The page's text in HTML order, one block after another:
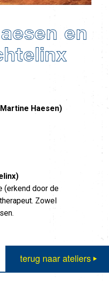
en
Haesen)
(erkend door de
Zowel
terug naar ateliers